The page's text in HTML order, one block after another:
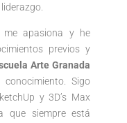
me apasiona y he
previos y
Arte Granada
Sigo
y 3D’s Max
que siempre está